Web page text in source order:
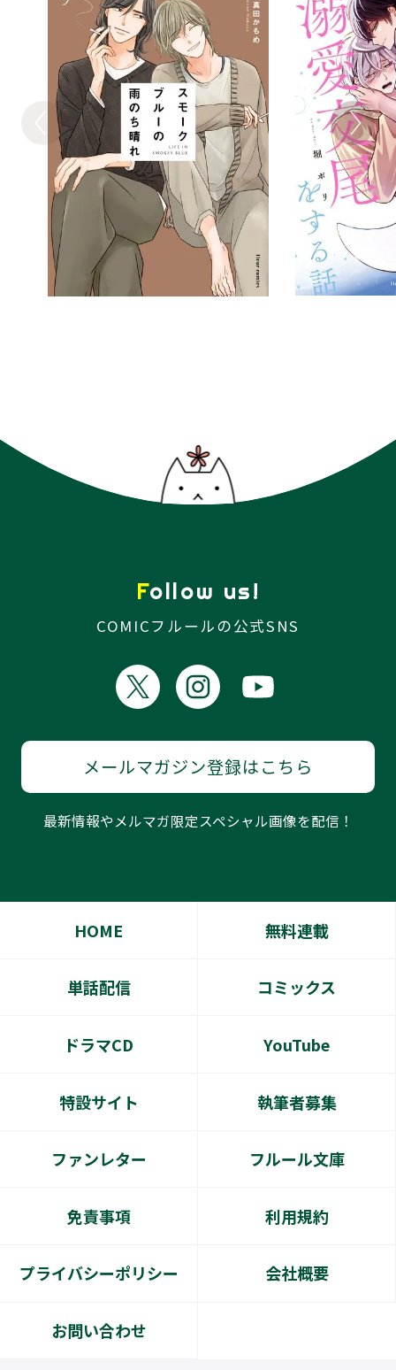
Follow us!
COMICフルールの公式SNS
メールマガジン登録はこちら
最新情報やメルマガ限定スペシャル画像を配信！
HOME 無料連載
単話配信 コミックス
ドラマCD YouTube
特設サイト 執筆者募集
ファンレター フルール文庫
免責事項 利用規約
プライバシーポリシー 会社概要
お問い合わせ